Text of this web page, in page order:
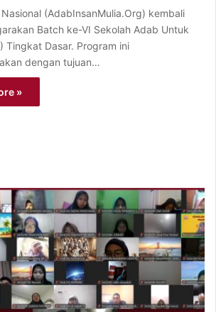
(AdabInsanMulia.Org) kembali
Batch ke-VI Sekolah Adab Untuk
Tingkat Dasar. Program ini
dengan tujuan…
»